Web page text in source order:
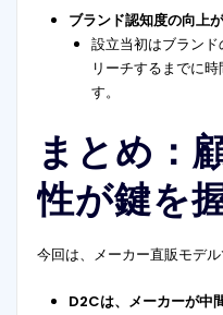
ブランド認知度の向上
設立当初はブラン
リーチするまでに
す。
まとめ：
性が鍵を
今回は、メーカー直販モデ
D2Cは、メーカーが中